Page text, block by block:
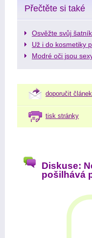
Přečtěte si také
Osvěžte svůj
Už i do kosmetiky
Modré oči jsou
doporučit
tisk stránky
Diskuse:
pošilhává